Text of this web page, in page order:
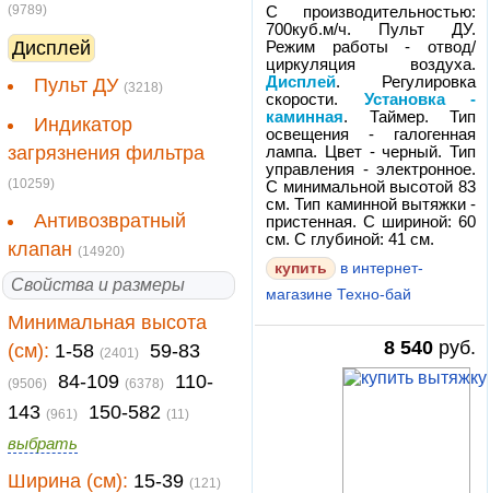
(9789)
Дисплей
Пульт ДУ (3218)
Индикатор
загрязнения фильтра
(10259)
Антивозвратный
клапан (14920)
Свойства и размеры
Минимальная высота
(см): 1-58 (2401) 59-83
(9506) 84-109 (6378)
110-
143 (961) 150-582 (11)
выбрать
Ширина (см): 15-39 (121)
С производительностью:
700куб.м/ч. Пульт ДУ.
Режим работы - отвод/
циркуляция воздуха.
Дисплей. Регулировка
скорости. Установка -
каминная. Таймер. Тип
освещения - галогенная
лампа. Цвет - черный. Тип
управления - электронное.
С минимальной высотой 83
см. Тип каминной вытяжки -
пристенная. С шириной: 60
см. С глубиной: 41 см.
в интернет-
магазине Техно-бай
8 540 руб.